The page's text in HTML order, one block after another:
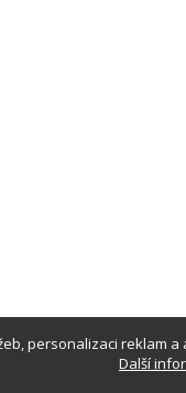
personalizaci reklam
Další